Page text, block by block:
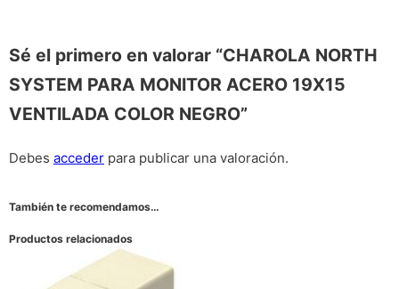
Sé el primero en valorar “CHAROLA NORTH
SYSTEM PARA MONITOR ACERO 19X15
VENTILADA COLOR NEGRO”
Debes acceder para publicar una valoración.
También te recomendamos…
Productos relacionados